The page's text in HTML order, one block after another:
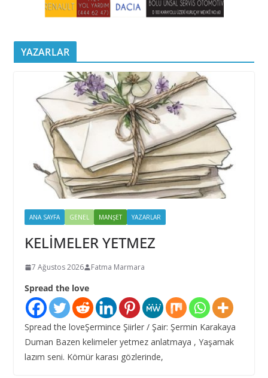
YAZARLAR
ANA SAYFA GENEL MANŞET YAZARLAR
KELİMELER YETMEZ
7 Ağustos 2026 Fatma Marmara
Spread the love
Spread the loveŞermince Şiirler / Şair: Şermin Karakaya
Duman Bazen kelimeler yetmez anlatmaya , Yaşamak
lazım seni. Kömür karası gözlerinde,